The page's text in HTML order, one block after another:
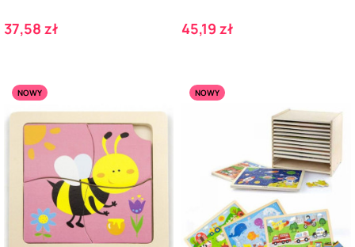
Cena
37,58 zł Cena
45,19 zł
NOWY NOWY